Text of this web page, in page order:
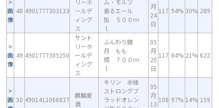
画
像
48 4901777303133
リーホ
ールデ
ィング
ス
ム・モルツ
香るエール
缶 ５００ｍ
ｌ
月
24
日
117 94% 30% 289
画
像
49 4901777305250
サント
リーホ
ールデ
ィング
ス
ふんわり鏡
月 もも
瓶 ７００ｍ
ｌ
05
月
20
日
117 84% 21% 622
画 50 4901411066837
麒麟麦
酒
キリン 氷結
ストロングブ
ラッドオレン
05
月
13
108 97% 14% 159